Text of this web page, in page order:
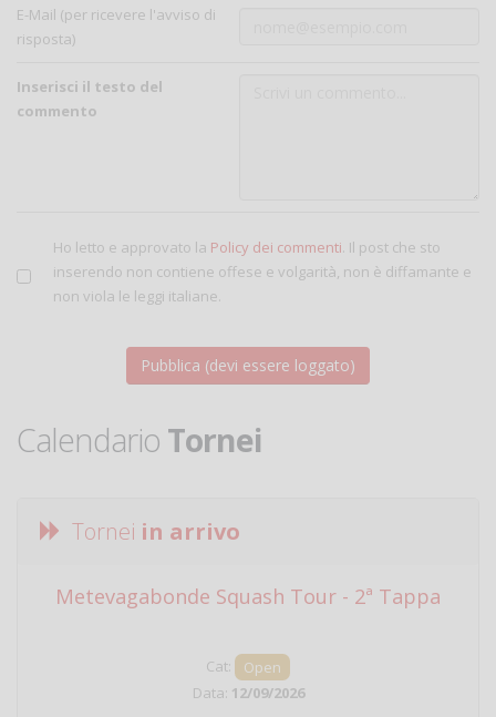
E-Mail (per ricevere l'avviso di
risposta)
Inserisci il testo del
commento
Ho letto e approvato la Policy dei commenti. Il post che sto
inserendo non contiene offese e volgarità, non è diffamante e
non viola le leggi italiane.
Calendario Tornei
Tornei in arrivo
Metevagabonde Squash Tour - 2ª Tappa
Cat:
Open
Data: 12/09/2026